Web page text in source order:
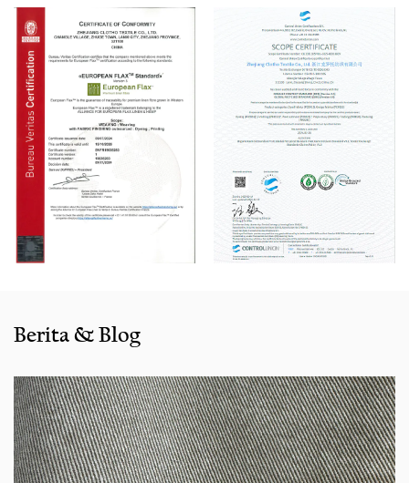
Omniplusumum Air-Jet, dan 100 alat tenun picanol rapier.
Kami juga memiliki mesin gambar Swiss Staubli Delta110,
mesin Winder Otomatis Italia Savio, mesin ukuran Karl
Mayer Jerman, mesin warping berkecepatan tinggi Swiss
Benninger, sistem EVS, dan kompresor udara Sullair
Amerika.
Dengan pengalaman penjualan yang kaya dan layanan
yang baik, produk kami menjual dengan baik di semua
kota dan provinsi di sekitar Cina, dan juga diekspor ke klien
di negara -negara dan daerah seperti AS, Indonesia,
Bangladesh, Kolombia, Mesir, Maroko dll. Kami juga bekerja
dari katalog kami atau mencari bantuan teknik untuk
dengan pusat layanan pelanggan kami tentang
persyaratan sumber Anda.
Berita & Blog